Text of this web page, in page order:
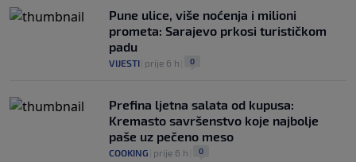
Pune ulice, više noćenja i milioni
prometa: Sarajevo prkosi turističkom
padu
VIJESTI prije 6 h 0
Prefina ljetna salata od kupusa:
Kremasto savršenstvo koje najbolje
paše uz pečeno meso
COOKING prije 6 h 0